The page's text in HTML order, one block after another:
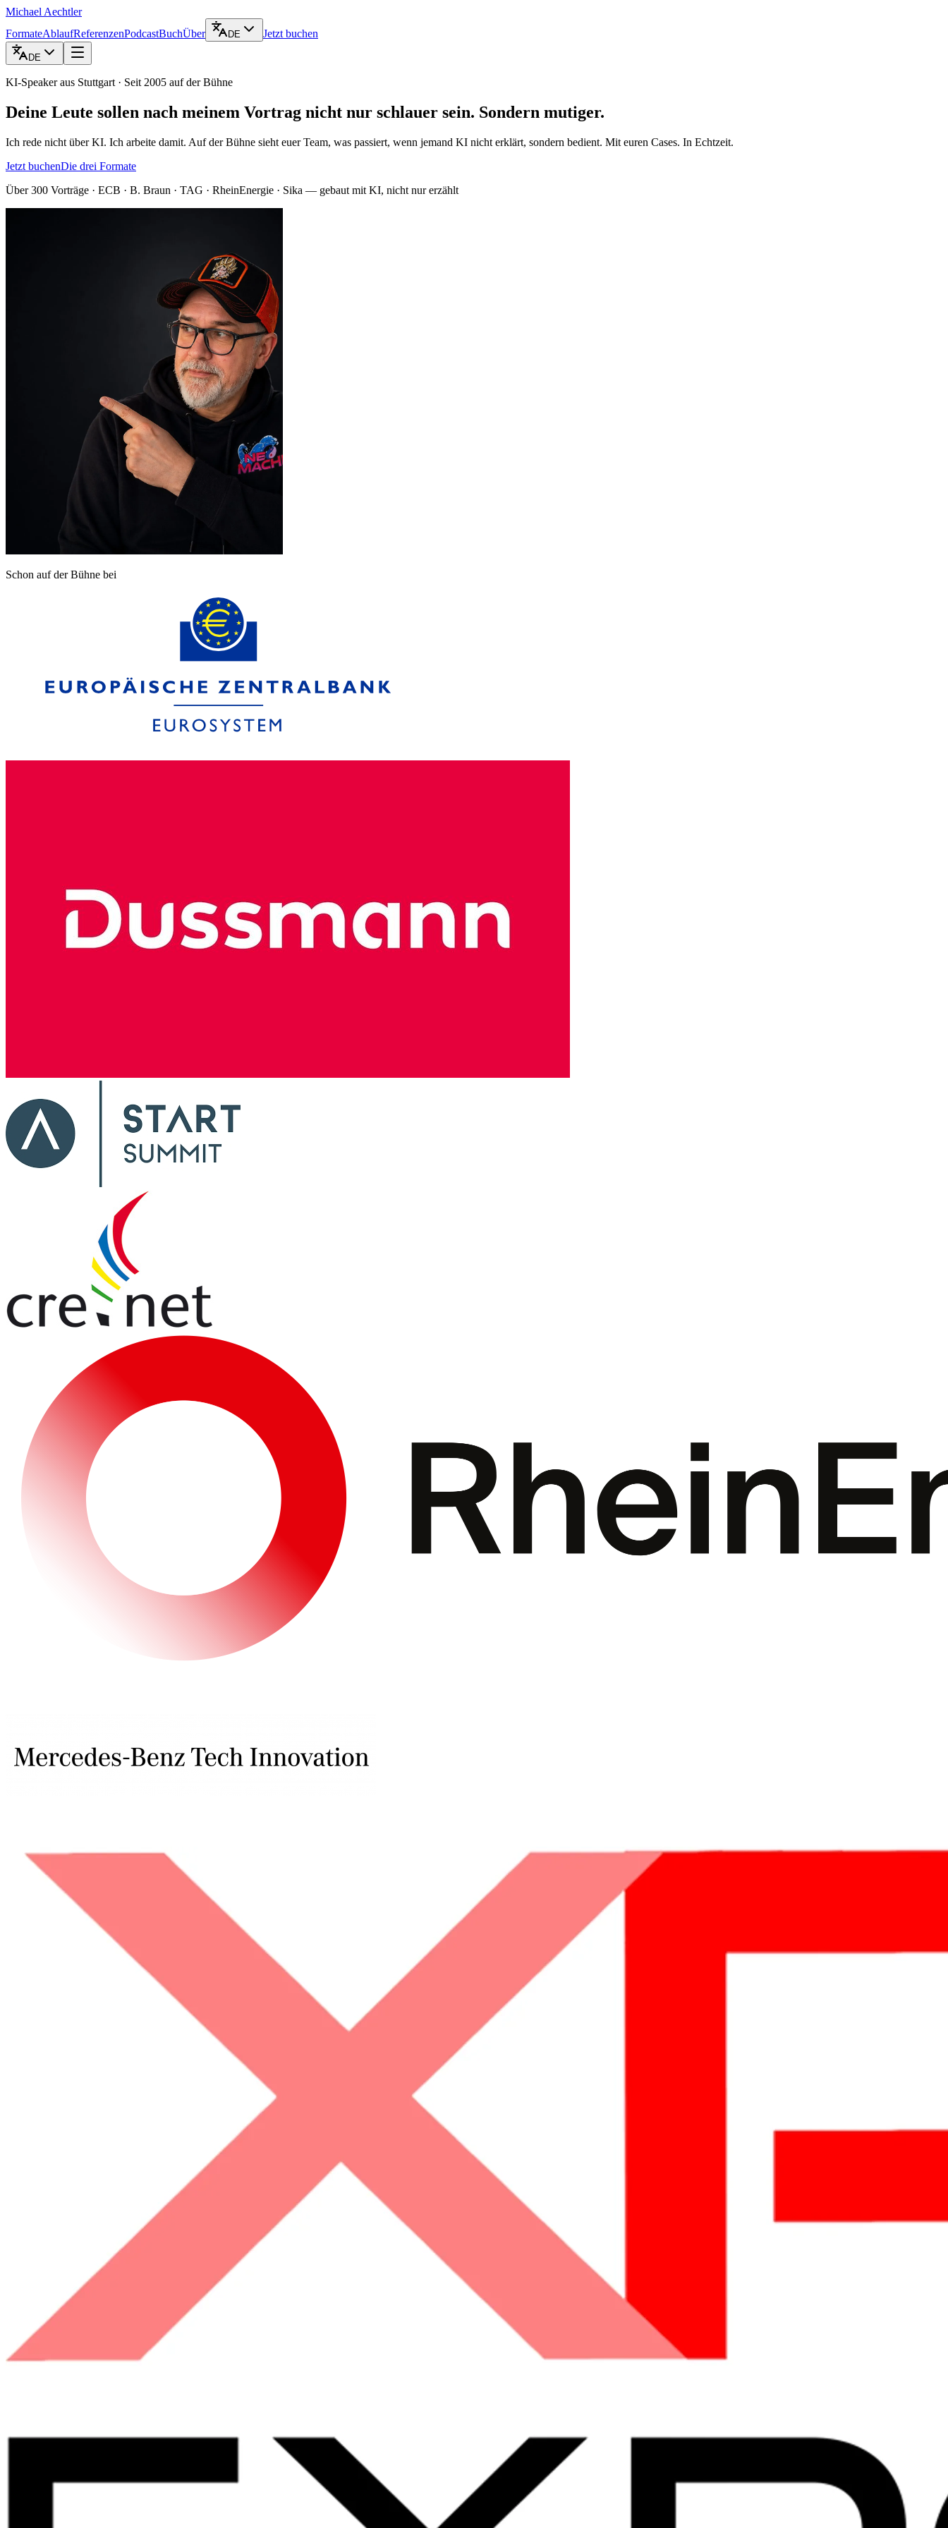
Michael Aechtler
FormateAblaufReferenzenPodcastBuchÜber DE Jetzt buchen
DE
KI-Speaker aus Stuttgart · Seit 2005 auf der Bühne
Deine Leute sollen nach meinem Vortrag nicht nur schlauer sein. Sondern mutiger.
Ich rede nicht über KI. Ich arbeite damit. Auf der Bühne sieht euer Team, was passiert, wenn jemand KI nicht erklärt, sondern bedient. Mit euren Cases. In Echtzeit.
Jetzt buchenDie drei Formate
Über 300 Vorträge · ECB · B. Braun · TAG · RheinEnergie · Sika — gebaut mit KI, nicht nur erzählt
Schon auf der Bühne bei